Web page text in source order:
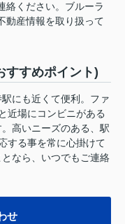
絡ください。ブルーラ
動産情報を取り扱って
すすめポイント)
にも近くて便利。ファ
近場にコンビニがある
高いニーズのある、駅
する事を常に心掛けて
なら、いつでもご連絡
せ